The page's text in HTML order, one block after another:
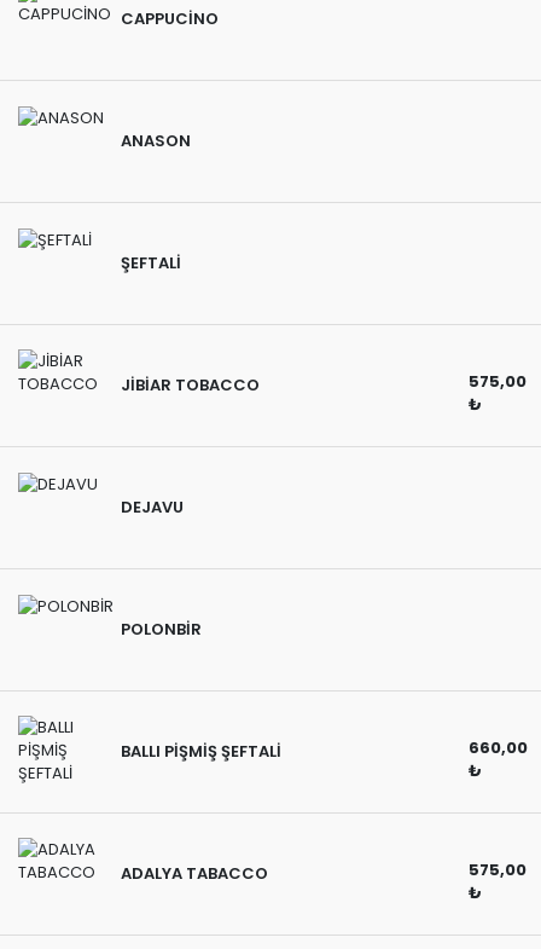
CAPPUCİNO
ANASON
ŞEFTALİ
JİBİAR TOBACCO
575,00
₺
DEJAVU
POLONBİR
BALLI PİŞMİŞ ŞEFTALİ
660,00
₺
ADALYA TABACCO
575,00
₺